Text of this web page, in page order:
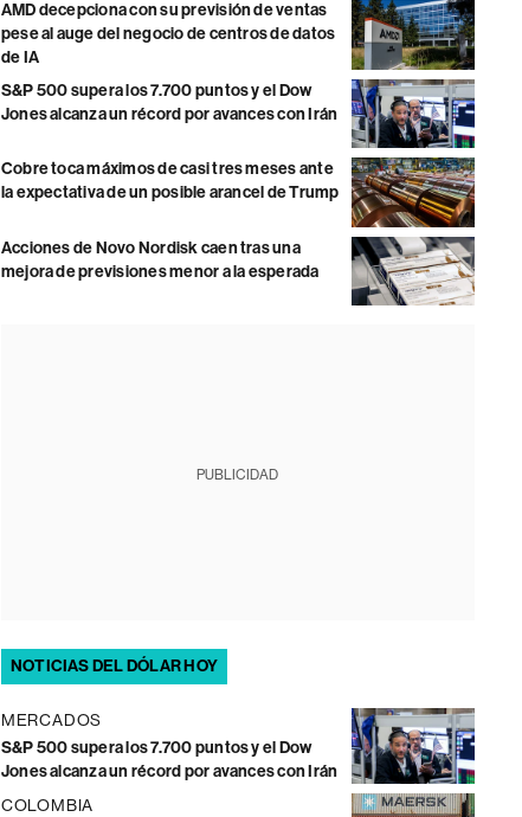
AMD decepciona con su previsión de ventas
pese al auge del negocio de centros de datos
de IA
S&P 500 supera los 7.700 puntos y el Dow
Jones alcanza un récord por avances con Irán
Cobre toca máximos de casi tres meses ante
la expectativa de un posible arancel de Trump
Acciones de Novo Nordisk caen tras una
mejora de previsiones menor a la esperada
PUBLICIDAD
NOTICIAS DEL DÓLAR HOY
MERCADOS
S&P 500 supera los 7.700 puntos y el Dow
Jones alcanza un récord por avances con Irán
COLOMBIA